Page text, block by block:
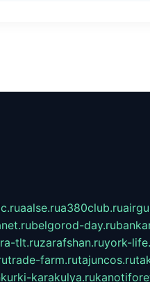
aalse.rua380club.ru
belgorod-day.ru
tlt.ruzarafshan.ruyork-
trade-farm.rutajuncos.ru
karakulya.ru